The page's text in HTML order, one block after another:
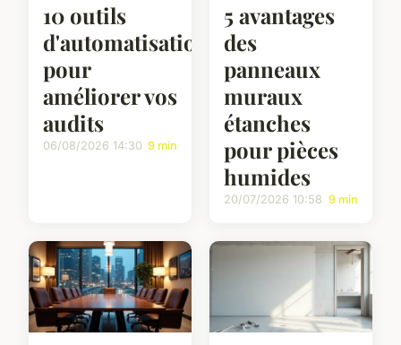
10 outils
d'automatisation
pour
améliorer vos
audits
06/08/2026 14:30 9 min
5 avantages
des
panneaux
muraux
étanches
pour pièces
humides
20/07/2026 10:58 9 min